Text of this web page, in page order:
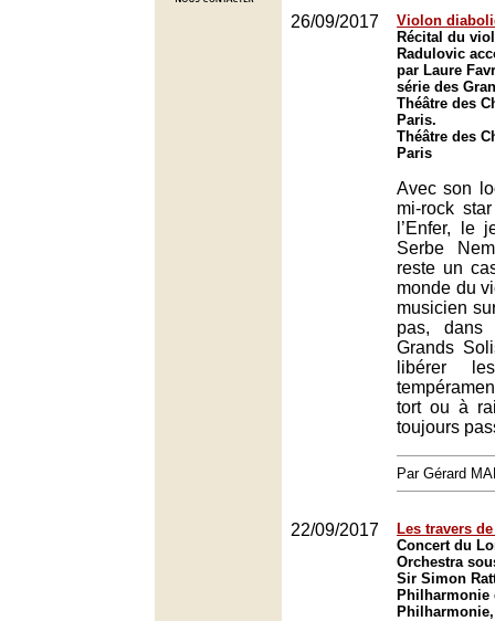
26/09/2017
Violon
Récital du
Radulovic
par Laure
série des
Théâtre des
Paris.
Théâtre des
Paris
Avec son
mi-rock
l’Enfer, le
Serbe
reste un
monde du
musicien
pas,
Grands
libérer
tort ou à
toujours
Par Gérard
22/09/2017
Les travers
Concert du
Orchestra
Sir Simon
Philharmonie